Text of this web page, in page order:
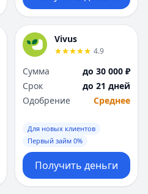
Vivus
4.9
Сумма
до 30 000 ₽
Срок
до 21 дней
Одобрение
Среднее
Для новых клиентов
Первый займ 0%
Получить деньги